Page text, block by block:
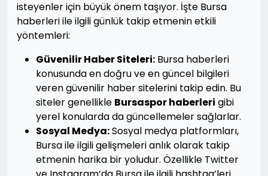
isteyenler için büyük önem taşıyor. İşte Bursa
haberleri ile ilgili günlük takip etmenin etkili
yöntemleri:
Güvenilir Haber Siteleri: Bursa haberleri
konusunda en doğru ve en güncel bilgileri
veren güvenilir haber sitelerini takip edin. Bu
siteler genellikle Bursaspor haberleri gibi
yerel konularda da güncellemeler sağlarlar.
Sosyal Medya:Sosyal medya platformları,
Bursa ile ilgili gelişmeleri anlık olarak takip
etmenin harika bir yoludur. Özellikle Twitter